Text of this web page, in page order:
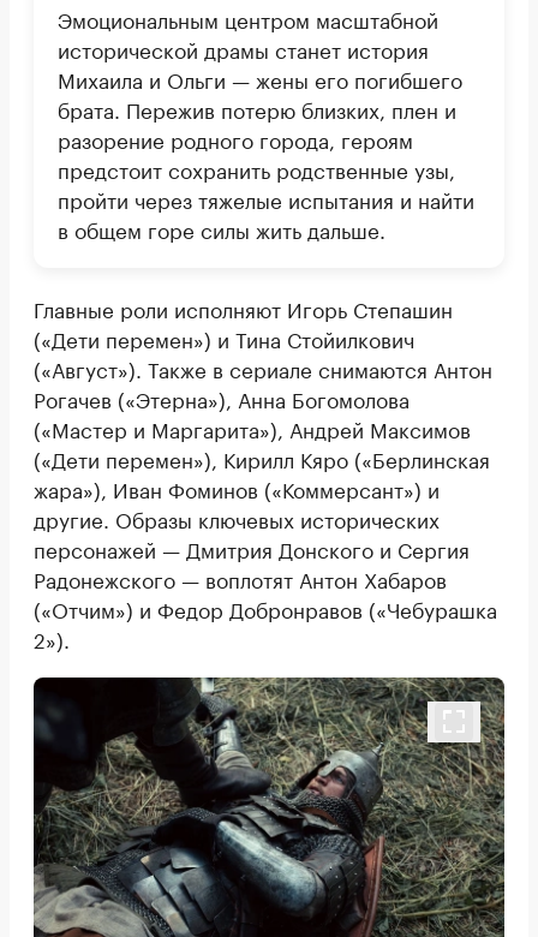
Эмоциональным центром масштабной
исторической драмы станет история
Михаила и Ольги — жены его погибшего
брата. Пережив потерю близких, плен и
разорение родного города, героям
предстоит сохранить родственные узы,
пройти через тяжелые испытания и найти
в общем горе силы жить дальше.
Главные роли исполняют Игорь Степашин
(«Дети перемен») и Тина Стойилкович
(«Август»). Также в сериале снимаются Антон
Рогачев («Этерна»), Анна Богомолова
(«Мастер и Маргарита»), Андрей Максимов
(«Дети перемен»), Кирилл Кяро («Берлинская
жара»), Иван Фоминов («Коммерсант») и
другие. Образы ключевых исторических
персонажей — Дмитрия Донского и Сергия
Радонежского — воплотят Антон Хабаров
(«Отчим») и Федор Добронравов («Чебурашка
2»).